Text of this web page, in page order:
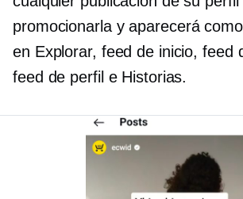
promocionarla y aparecerá
en Explorar, feed de inicio, feed
feed de perfil e Historias.